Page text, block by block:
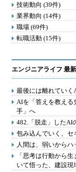
技術動向 (39件)
業界動向 (14件)
職場 (69件)
転職活動 (15件)
エンジニアライフ 最
最後には離れていく
AIを「答えを教える
手」へ
482.「脱走」したAI
包み込んでいく、セ
人間は、弱いから
「思考は行動から
いて悟った、建設